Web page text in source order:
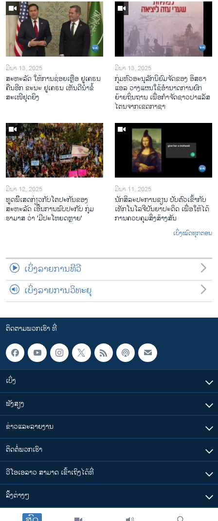
ມີນາ 13, 2025
ສະຫະລັດ ໃຫ້ການຊ່ອຍເຫຼືອ ຢູເຄຣນ
ຄືນອີກ ຂະນະ ຢູເຄຣນ ເຫັນດີນຳຂໍ້
ສະເໜີຢຸດຍິງ
ມີນາ 13, 2025
ກຸ່ມຫົວອະນຸລັກນິຍົມຈັດຂອງ ອິສຣາ
ແອລ ວາງແຜນໃຊ້ອຳນາດການຍົກ
ຍ້າຍຖິ່ນຖານ ເພື່ອກຳຈັດຊາວປາແລັສ
ໄຕນຈາກເຂດກາຊາ
ມີນາ 12, 2025
ທູດພິິເສດກ່ຽວກັບໂຕປະກັນຂອງ
ສະຫະລັດ ເອີ້ນການພົບປະກັບ ກຸ່ມ
ຮາມາສ ວ່າ 'ມີປະໂຫຍດຫຼາຍ'
ມີນາ 11, 2025
ນັກ​ສິ​ລະ​ປະ​ການ​ຂຽນ ປັບ​ຕົວ​ເຂົ້າ​ກັບ​
ເທັກ​ໂນ​ໂລ​ຈີ​ປັນ​ຍາ​ປະ​ດິດ ເພື່ອ​ໃຫ້​ໄດ້​
ກ​ານ​ຄວບ​ຄຸມ​ສິ່ງ​ສ້າງ​ສັນ
ເບິ່ງໝົດທຸກຕອນ
ເບິ່ງລາຍການທີວີ
ເບິ່ງລາຍການວິທະຍຸ
ຕິດຕາມພວກເຮົາ ທີ່
ເບິ່ງ
ຟັງສຽງ
ຂ່າວແລະລາຍງານ
ຕິດຕໍ່ພວກເຮົາ
ວີໂອເອລາວ ສາມາດ ເຂົ້າເຖິງໄດ້ທີ່
​ລິ້ງ​ຕ່າງໆ